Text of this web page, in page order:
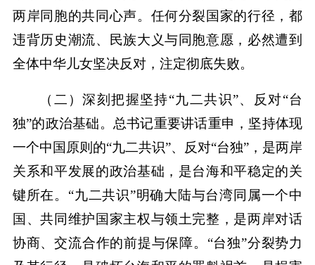
两岸同胞的共同心声。任何分裂国家的行径，都
违背历史潮流、民族大义与同胞意愿，必然遭到
全体中华儿女坚决反对，注定彻底失败。
（二）深刻把握坚持“九二共识”、反对“台
独”的政治基础。总书记重要讲话重申，坚持体现
一个中国原则的“九二共识”、反对“台独”，是两岸
关系和平发展的政治基础，是台海和平稳定的关
键所在。“九二共识”明确大陆与台湾同属一个中
国、共同维护国家主权与领土完整，是两岸对话
协商、交流合作的前提与保障。“台独”分裂势力